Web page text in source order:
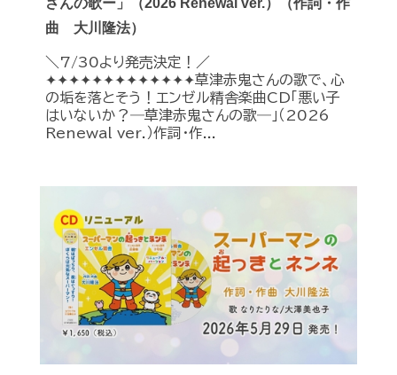
さんの歌ー」（2026 Renewal ver.）（作詞・作
曲 大川隆法）
＼7/30より発売決定！／
✦✦✦✦✦✦✦✦✦✦✦✦✦草津赤鬼さんの歌で、心
の垢を落とそう！エンゼル精舎楽曲CD「悪い子
はいないか？―草津赤鬼さんの歌―」（2026
Renewal ver.）作詞・作...